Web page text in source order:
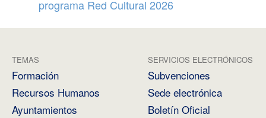
programa Red Cultural 2026
TEMAS
Formación
Recursos Humanos
Ayuntamientos
SERVICIOS ELECTRÓNICOS
Subvenciones
Sede electrónica
Boletín Oficial